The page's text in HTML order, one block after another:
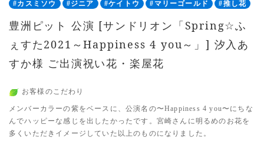
#カスミソウ
#ジニア #ケイトウ #マリーゴールド #推し花
豊洲ピット 公演 [サンドリオン「Spring☆ふ
ぇすた2021～Happiness 4 you～」] 汐入あ
すか様 ご出演祝い花・楽屋花
お客様のこだわり
メンバーカラーの紫をベースに、公演名の〜Happiness 4 you〜にちな
んでハッピーな感じを出したかったです。宮崎さんに明るめのお花を
多くいただきイメージしていた以上のものになりました。